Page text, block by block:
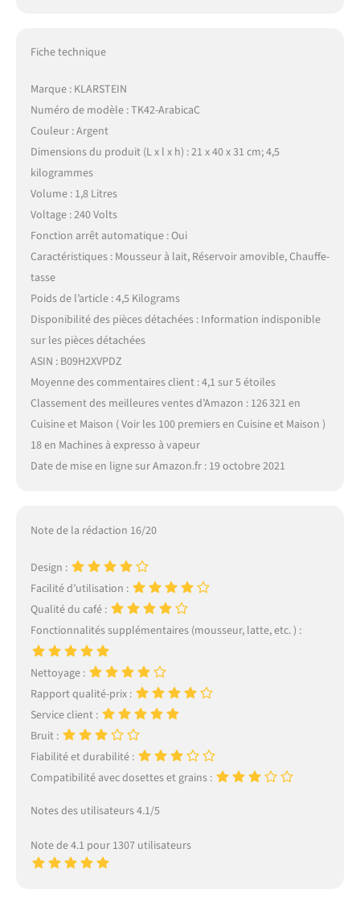
Fiche technique
Marque : KLARSTEIN
Numéro de modèle : TK42-ArabicaC
Couleur : Argent
Dimensions du produit (L x l x h) : 21 x 40 x 31 cm; 4,5
kilogrammes
Volume : 1,8 Litres
Voltage : 240 Volts
Fonction arrêt automatique : Oui
Caractéristiques : Mousseur à lait, Réservoir amovible, Chauffe-
tasse
Poids de l’article : 4,5 Kilograms
Disponibilité des pièces détachées : Information indisponible
sur les pièces détachées
ASIN : B09H2XVPDZ
Moyenne des commentaires client : 4,1 sur 5 étoiles
Classement des meilleures ventes d’Amazon : 126 321 en
Cuisine et Maison ( Voir les 100 premiers en Cuisine et Maison )
18 en Machines à expresso à vapeur
Date de mise en ligne sur Amazon.fr : 19 octobre 2021
Note de la rédaction 16/20
Design :
Facilité d’utilisation :
Qualité du café :
Fonctionnalités supplémentaires (mousseur, latte, etc. ) :
Nettoyage :
Rapport qualité-prix :
Service client :
Bruit :
Fiabilité et durabilité :
Compatibilité avec dosettes et grains :
Notes des utilisateurs 4.1/5
Note de 4.1 pour 1307 utilisateurs